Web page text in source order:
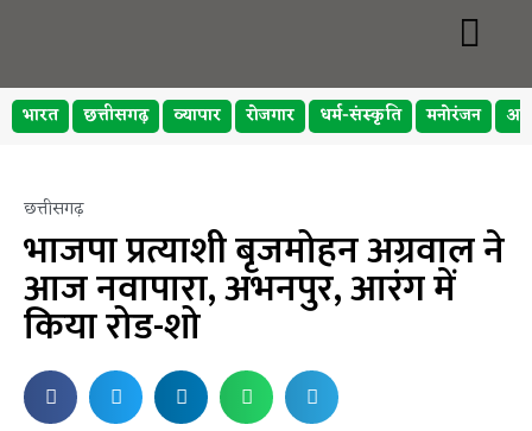
भारत छत्तीसगढ़ व्यापार रोजगार धर्म-संस्कृति मनोरंजन
छत्तीसगढ़
भाजपा प्रत्याशी बृजमोहन अग्रवाल ने
आज नवापारा, अभनपुर, आरंग में
किया रोड-शो